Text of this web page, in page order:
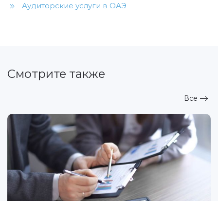
Аудиторские услуги в ОАЭ
Смотрите также
Все